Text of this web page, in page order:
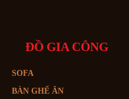
ĐỒ GIA CÔNG
SOFA
BÀN GHẾ ĂN